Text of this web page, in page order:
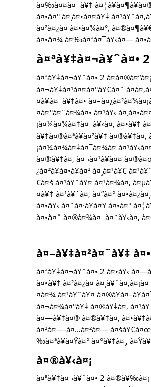
à¤‰à¤¤à¤¨à¥‡
à¤•à¤° à¤¸à¤•à¤¤à¥‡
à¤²à¤¿à¤ à¤•à¤¾à¤°,
à¤•à¤¾ à¤‰à¤ªà¤¯à¥‹à¤—
à¤ªà¥‡à¤¬à¥ˆà¤•
à¤ªà¥‡à¤¬à¥ˆà¤• 2
à¤¬à¥‡à¤¹à¤¤à¤°à¥€à¤¨
¤à¥à¤¯à¥‡à¤•
¤à¤°à¤¨à¤¾à¤• à¤¹à¥‹
¡à¤¼à¤¾à¤‡à¤¯à¥‹à¤‚ à¤•à¥‡
à¥‡à¤®à¤ªà¥à¤²à¥‡ à¤®à¥‡à¤‚
¡à¤¼à¤¾à¤‡à¤¯à¤¾à¤
à¤®à¥‡à¤‚ à¤¬à¤¹à¥à¤¤
¿à¤²à¥à¤•à¥à¤² à¤¸à¤¹à¥€
€à¤š à¤¹à¥ˆà¥¤ à¤¹à¤¾à¤,
¤à¥‡ à¤¹à¥ˆà¤‚ à¤”à¤°
à¤•à¥‹ à¤¨à¤·à¥à¤Ÿ à¤•à¤°
à¤•à¤ˆ à¤®à¤¾à¤¯à¤¨à¥‹à¤‚
à¤–à¥‡à¤²à¤¨à¥‡
à¤ªà¥‡à¤¬à¥ˆà¤• 2 à¤•à¥‹
à¤•à¥‡ à¤²à¤¿à¤
¤à¤¾ à¤¹à¥ˆà¥¤
à¤¬à¤¾à¤°à¥‡ à¤®à¥‡à¤‚
à¤—à¥‡à¤® à¤®à¥‡à¤‚
à¤²à¤—-à¤…à¤²à¤—
‰à¤ªà¥à¤Ÿà¤° à¤°à¥‡à¤¸,
à¤®à¥‹à¤¡
à¤ªà¥‡à¤¬à¥ˆà¤• 2 à¤®à¥‰à¤¡